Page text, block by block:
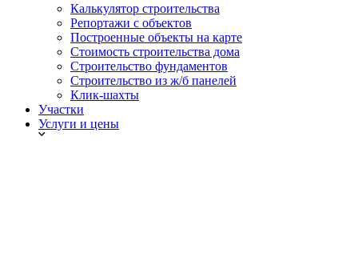
Калькулятор строительства
Репортажи с объектов
Построенные объекты на карте
Стоимость строительства дома
Строительство фундаментов
Строительство из ж/б панелей
Клик-шахты
Участки
Услуги и цены